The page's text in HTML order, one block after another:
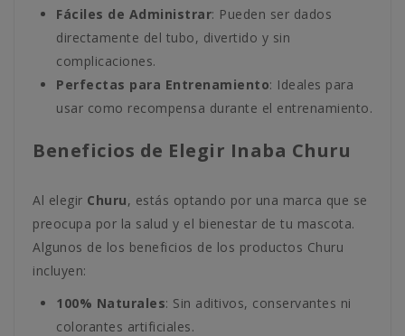
Fáciles de Administrar: Pueden ser dados
directamente del tubo, divertido y sin
complicaciones.
Perfectas para Entrenamiento: Ideales para
usar como recompensa durante el entrenamiento.
Beneficios de Elegir Inaba Churu
Al elegir Churu, estás optando por una marca que se
preocupa por la salud y el bienestar de tu mascota.
Algunos de los beneficios de los productos Churu
incluyen:
100% Naturales: Sin aditivos, conservantes ni
colorantes artificiales.